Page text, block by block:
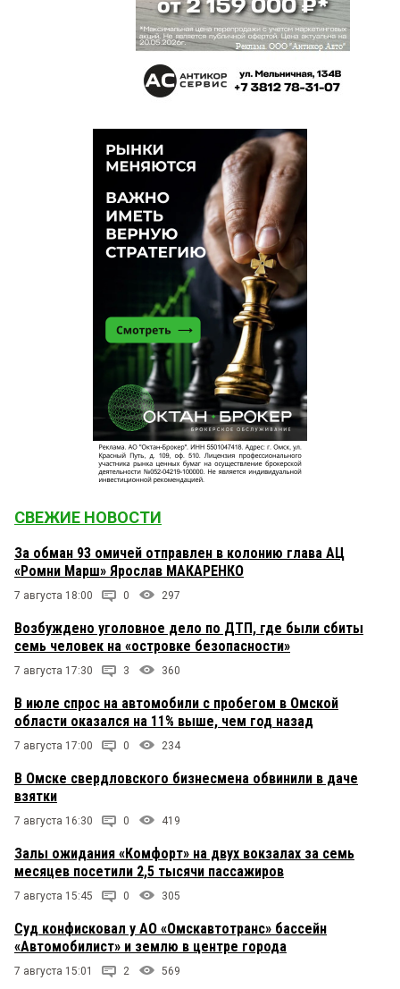
СВЕЖИЕ НОВОСТИ
За обман 93 омичей отправлен в колонию глава АЦ
«Ромни Марш» Ярослав МАКАРЕНКО
7 августа 18:00 0 297
Возбуждено уголовное дело по ДТП, где были сбиты
семь человек на «островке безопасности»
7 августа 17:30 3 360
В июле спрос на автомобили с пробегом в Омской
области оказался на 11% выше, чем год назад
7 августа 17:00 0 234
В Омске свердловского бизнесмена обвинили в даче
взятки
7 августа 16:30 0 419
Залы ожидания «Комфорт» на двух вокзалах за семь
месяцев посетили 2,5 тысячи пассажиров
7 августа 15:45 0 305
Суд конфисковал у АО «Омскавтотранс» бассейн
«Автомобилист» и землю в центре города
7 августа 15:01 2 569